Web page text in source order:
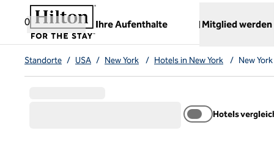
Weiter zum Inhalt
0
Ihre Aufenthalte
,öffnet neue Registerkarte
Mitglied werden
Standorte / USA / New York / Hotels in New York / New
Hotels